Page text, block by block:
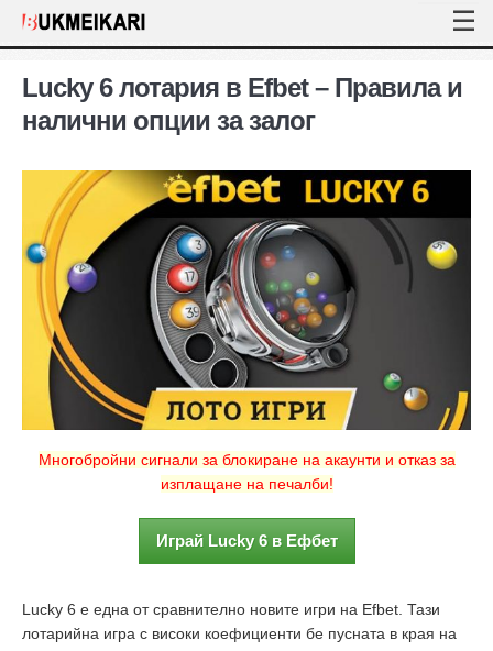
Lucky 6 лотария в Efbet – Правила и
налични опции за залог
Многобройни сигнали за блокиране на акаунти и отказ за
изплащане на печалби!
Играй Lucky 6 в Ефбет
Lucky 6 е една от сравнително новите игри на Efbet. Тази
лотарийна игра с високи коефициенти бе пусната в края на